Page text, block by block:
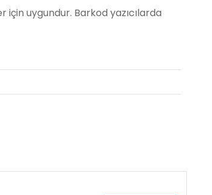
için uygundur. Barkod yazıcılarda